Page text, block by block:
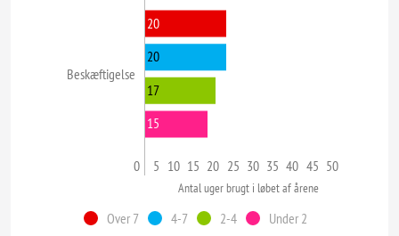
Beskæftigelse
0 5 10 15 20 25 30 35 40 45 50
20
20
17
15
Antal uger brugt i løbet af årene
Over 7 4-7 2-4 Under 2